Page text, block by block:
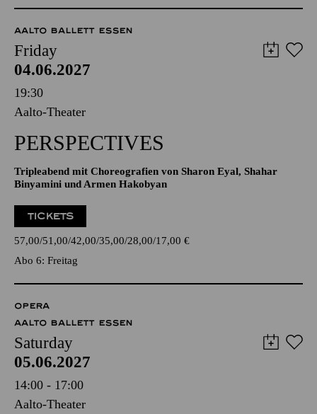
AALTO BALLETT ESSEN
Friday
04.06.2027
19:30
Aalto-Theater
PERSPECTIVES
Tripleabend mit Choreografien von Sharon Eyal, Shahar
Binyamini und Armen Hakobyan
TICKETS
57,00 51,00 42,00 35,00 28,00 17,00 €
Abo 6: Freitag
OPERA
AALTO BALLETT ESSEN
Saturday
05.06.2027
14:00 - 17:00
Aalto-Theater